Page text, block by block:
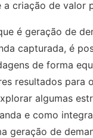
a criação de valor
é geração de
capturada, é
de forma
resultados para
algumas
e como
geração de